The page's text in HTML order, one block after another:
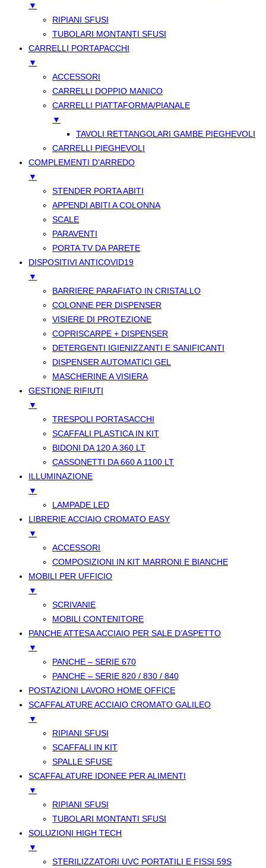
▼
RIPIANI SFUSI
TUBOLARI MONTANTI SFUSI
CARRELLI PORTAPACCHI
▼
ACCESSORI
CARRELLI DOPPIO MANICO
CARRELLI PIATTAFORMA/PIANALE
▼
TAVOLI RETTANGOLARI GAMBE PIEGHEVOLI
CARRELLI PIEGHEVOLI
COMPLEMENTI D’ARREDO
▼
STENDER PORTA ABITI
APPENDI ABITI A COLONNA
SCALE
PARAVENTI
PORTA TV DA PARETE
DISPOSITIVI ANTICOVID19
▼
BARRIERE PARAFIATO IN CRISTALLO
COLONNE PER DISPENSER
VISIERE DI PROTEZIONE
COPRISCARPE + DISPENSER
DETERGENTI IGIENIZZANTI E SANIFICANTI
DISPENSER AUTOMATICI GEL
MASCHERINE A VISIERA
GESTIONE RIFIUTI
▼
TRESPOLI PORTASACCHI
SCAFFALI PLASTICA IN KIT
BIDONI DA 120 A 360 LT
CASSONETTI DA 660 A 1100 LT
ILLUMINAZIONE
▼
LAMPADE LED
LIBRERIE ACCIAIO CROMATO EASY
▼
ACCESSORI
COMPOSIZIONI IN KIT MARRONI E BIANCHE
MOBILI PER UFFICIO
▼
SCRIVANIE
MOBILI CONTENITORE
PANCHE ATTESA ACCIAIO PER SALE D’ASPETTO
▼
PANCHE – SERIE 670
PANCHE – SERIE 820 / 830 / 840
POSTAZIONI LAVORO HOME OFFICE
SCAFFALATURE ACCIAIO CROMATO GALILEO
▼
RIPIANI SFUSI
SCAFFALI IN KIT
SPALLE SFUSE
SCAFFALATURE IDONEE PER ALIMENTI
▼
RIPIANI SFUSI
TUBOLARI MONTANTI SFUSI
SOLUZIONI HIGH TECH
▼
STERILIZZATORI UVC PORTATILI E FISSI 59S